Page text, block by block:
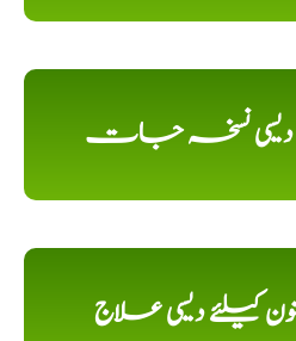
دیسی نسخہ جات
جنون کیلئے دیسی علاج